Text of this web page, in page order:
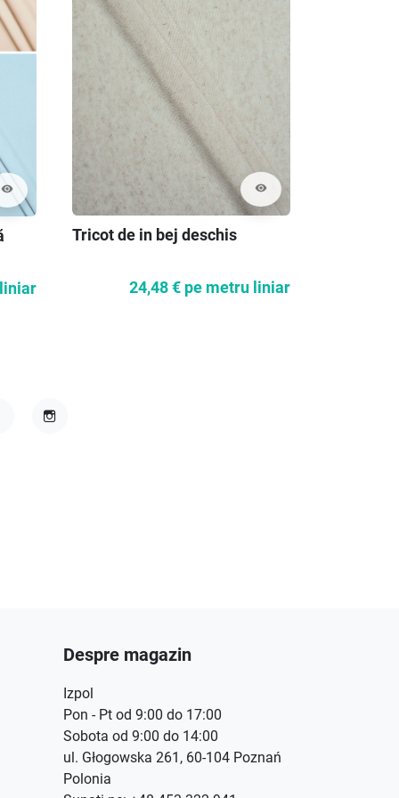
visibility visibility
Tricot de in bej deschis
24,48 € pe metru liniar
Despre magazin
Izpol
Pon - Pt od 9:00 do 17:00
Sobota od 9:00 do 14:00
ul. Głogowska 261, 60-104 Poznań
Polonia